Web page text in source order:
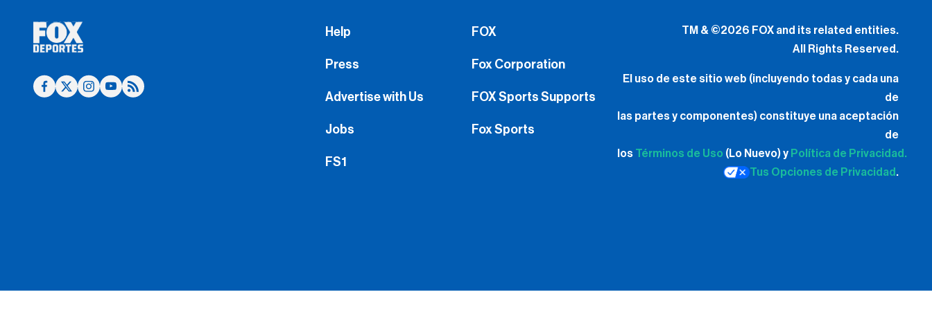
Advertise with Us
Jobs
FS1
FOX Sports Supports
Fox Sports
de
las partes y componentes) constituye una aceptación
Política de Privacidad.
Tus Opciones de Privacidad